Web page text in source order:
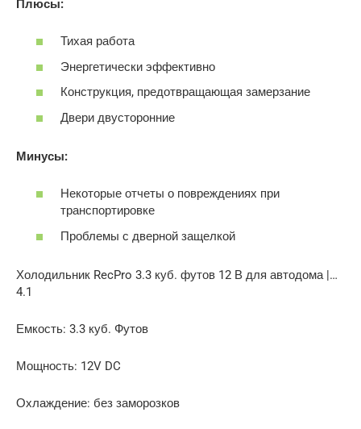
Плюсы:
Тихая работа
Энергетически эффективно
Конструкция, предотвращающая замерзание
Двери двусторонние
Минусы:
Некоторые отчеты о повреждениях при
транспортировке
Проблемы с дверной защелкой
Холодильник RecPro 3.3 куб. футов 12 В для автодома |…
4.1
Емкость: 3.3 куб. Футов
Мощность: 12V DC
Охлаждение: без заморозков